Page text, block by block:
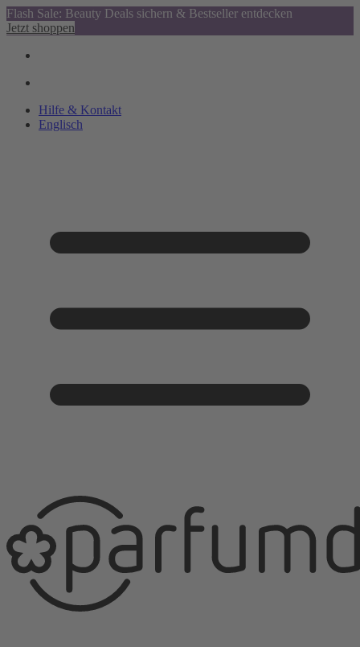
Flash Sale: Beauty Deals sichern & Bestseller entdecken
Jetzt shoppen
Hilfe & Kontakt
Englisch